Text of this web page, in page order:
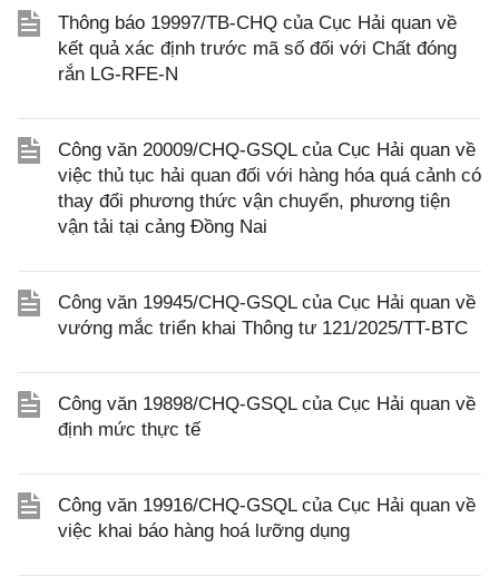
Thông báo 19997/TB-CHQ của Cục Hải quan về
kết quả xác định trước mã số đối với Chất đóng
rắn LG-RFE-N
Công văn 20009/CHQ-GSQL của Cục Hải quan về
việc thủ tục hải quan đối với hàng hóa quá cảnh có
thay đổi phương thức vận chuyển, phương tiện
vận tải tại cảng Đồng Nai
Công văn 19945/CHQ-GSQL của Cục Hải quan về
vướng mắc triển khai Thông tư 121/2025/TT-BTC
Công văn 19898/CHQ-GSQL của Cục Hải quan về
định mức thực tế
Công văn 19916/CHQ-GSQL của Cục Hải quan về
việc khai báo hàng hoá lưỡng dụng